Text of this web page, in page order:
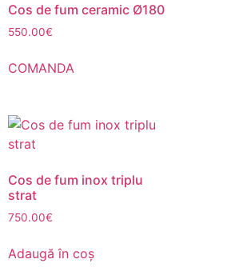
Cos de fum ceramic Ø180
550.00€
COMANDA
Cos de fum inox triplu
strat
750.00€
Adaugă în coș
Experienţă
ul nostru să
dumneavoastră.
Dacă refuzați
uri, unele
funcționalități
vor dispărea de